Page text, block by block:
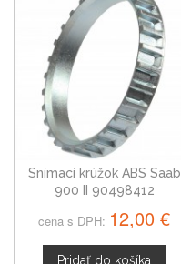
Snímací krúžok ABS Saab
900 II 90498412
cena s DPH: 12,00 €
Pridať do košíka